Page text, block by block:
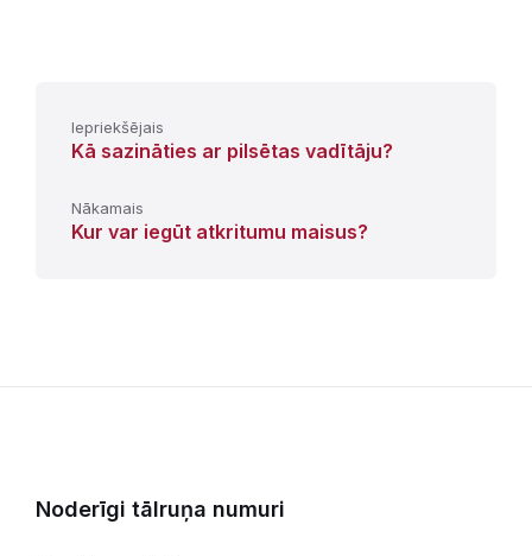
Iepriekšējais
Kā sazināties ar pilsētas vadītāju?
Nākamais
Kur var iegūt atkritumu maisus?
Noderīgi tālruņa numuri